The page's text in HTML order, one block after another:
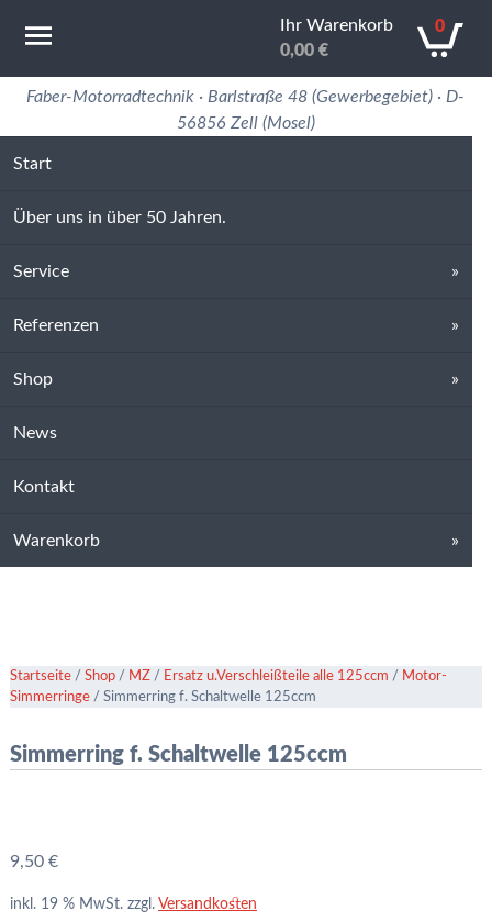
Motorradtechnik Erfahrung in 50 Jahren
Faber-Motorradtechnik · Barlstraße 48 (Gewerbegebiet) · D-
56856 Zell (Mosel)
Start
Über uns in über 50 Jahren.
Service
Referenzen
Shop
News
Kontakt
Warenkorb
Ihr Warenkorb
0,00 €
0
Startseite/ Shop/ MZ/ Ersatz u.Verschleißteile alle 125ccm / Motor-
Simmerringe/ Simmerring f. Schaltwelle 125ccm
Simmerring f. Schaltwelle 125ccm
9,50 €
inkl. 19 % MwSt. zzgl. Versandkosten